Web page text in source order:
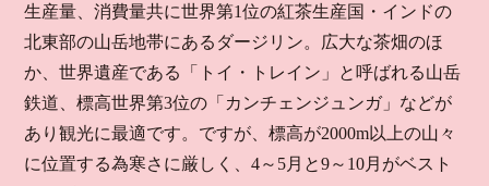
生産量、消費量共に世界第1位の紅茶生産国・インドの
北東部の山岳地帯にあるダージリン。広大な茶畑のほ
か、世界遺産である「トイ・トレイン」と呼ばれる山岳
鉄道、標高世界第3位の「カンチェンジュンガ」などが
あり観光に最適です。ですが、標高が2000m以上の山々
に位置する為寒さに厳しく、4～5月と9～10月がベスト